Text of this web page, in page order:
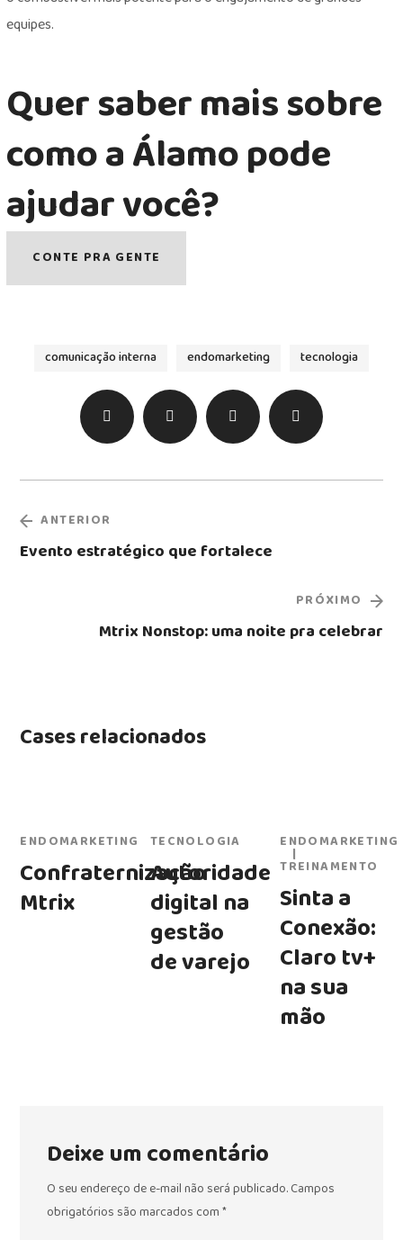
equipes.
Quer saber mais sobre
como a Álamo pode
ajudar você?
CONTE PRA GENTE
comunicação interna endomarketing tecnologia
ANTERIOR
Evento estratégico que fortalece
PRÓXIMO
Mtrix Nonstop: uma noite pra celebrar
Cases relacionados
ENDOMARKETING
Confraternização
Mtrix
TECNOLOGIA
Autoridade
digital na
gestão
de varejo
ENDOMARKETING
TREINAMENTO
Sinta a
Conexão:
Claro tv+
na sua
mão
Deixe um comentário
O seu endereço de e-mail não será publicado.Campos
obrigatórios são marcados com*